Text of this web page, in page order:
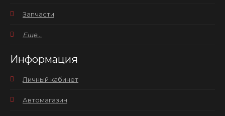
Запчасти
Еще...
Информация
Личный кабинет
Автомагазин